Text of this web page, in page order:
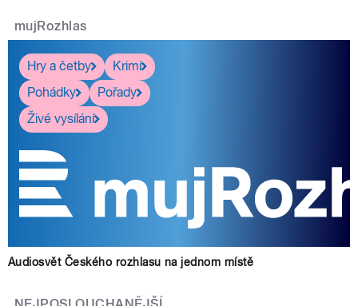
mujRozhlas
Hry a četby
Krimi
Pohádky
Pořady
Živé vysílání
Audiosvět Českého rozhlasu na jednom místě